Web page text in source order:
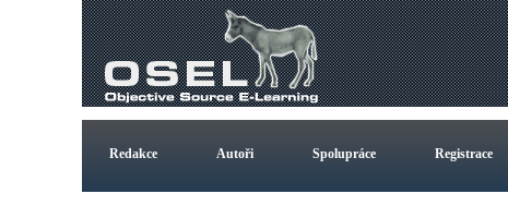
Redakce Autoři Spolupráce Registrace